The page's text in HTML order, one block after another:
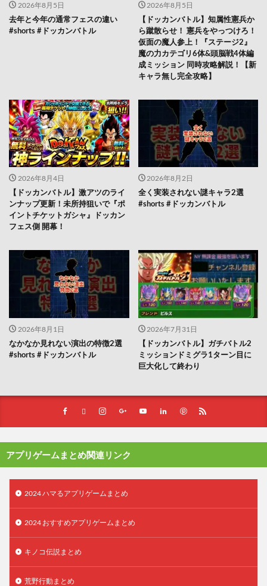
2026年8月5日
去年と今年の通常フェスの違い
#shorts #ドッカンバトル
2026年8月5日
【ドッカンバトル】知属性憲兵か
ら蹴散らせ！ 憲兵をやっつけろ！
仮面の魔人参上！『ステージ2』
魔の力カテゴリ6体&頭脳戦4体編
成ミッション 同時攻略解説！【新
キャラ無し完全攻略】
2026年8月4日
【ドッカンバトル】激アツのライ
ンナップ更新！未所持狙いで『ポ
イントチケットガシャ』ドッカン
フェス側 開幕！
2026年8月2日
全く実装されない謎キャラ2選
#shorts #ドッカンバトル
2026年8月1日
なかなか見れない演出の特徴2選
#shorts #ドッカンバトル
2026年7月31日
【ドッカンバトル】ガチバトル2
ミッションドミグラ1ターン目に
巨大化して終わり
アプリゲームまとめ関連リンク
2024 ハマるアプリゲームまとめ
2024 おすすめアプリゲームまとめ
キノコ伝説まとめ
荒野行動まとめ